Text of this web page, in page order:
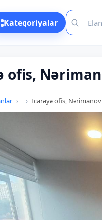
Kateqoriyalar
ofis,
İcarəyə ofis, Nərimanov